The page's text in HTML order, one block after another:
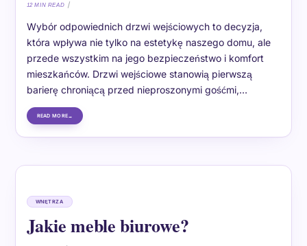
12 MIN READ
Wybór odpowiednich drzwi wejściowych to decyzja,
która wpływa nie tylko na estetykę naszego domu, ale
przede wszystkim na jego bezpieczeństwo i komfort
mieszkańców. Drzwi wejściowe stanowią pierwszą
barierę chroniącą przed nieproszonymi gośćmi,…
READ MORE
WNĘTRZA
Jakie meble biurowe?